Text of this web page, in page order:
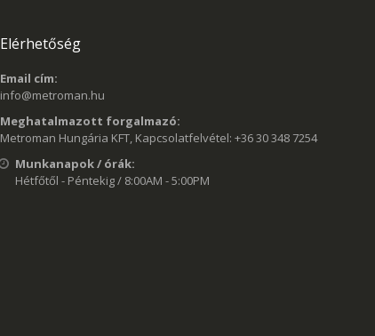
Elérhetőség
Email cím:
info@metroman.hu
Meghatalmazott forgalmazó:
Metroman Hungária KFT, Kapcsolatfelvétel: +36 30 348 7254
Munkanapok / órák:
Hétfőtől - Péntekig / 8:00AM - 5:00PM